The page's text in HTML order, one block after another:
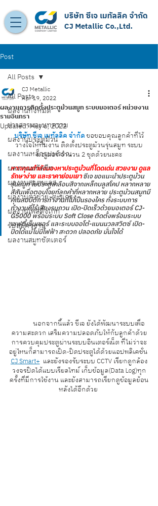
CJ Metallic Co.,Ltd.
บริษัท ซีเจ เมทัลลิค จำกัด
Post
All Posts
ผลงานทั้งหมด
ข่าวสารและบทความ
ผลงานประตูม้วน
ผลงานเหล็กรูปพรรณ
ผลงานเมทัลชีท
ผลงานสแตนเลส
ผลงานตาข่าย-ตะแกรง
ผลงานโฟลดิ้งเกท
รับสมัครงาน
ผลงานสมูทชัตเตอร์
All Posts
ผลงานการติดตั้งประตูม้วนสมูท ระบบมอเตอร์ หน่วยงาน
รามอินทรา
CJ Metallic
Apr 19, 2022
Updated:May 6, 2022
บริษัท ซีเจ เมทัลลิค จำกัด ขอขอบคุณลูกค้าที่ไว้
วางใจให้ทีมงาน ติดตั้งประตูม้วนรุ่นสมูท ระบบ
มอเตอร์ จำนวน 2 ชุดด้วยนะคะ
หากคุณกำลังมองหาประตูม้วนที่โดดเด่น สวยงาม ดูแล
รักษาง่าย และราคาย่อมเยาซีเจ ขอแนะนำประตูม้วน
รุ่นสมูท ใบประตูเคลือบสีจากเหล็กบลูสโคป หลากหลาย
สีสันเพื่อตอบโจยท์ลูกค้าที่หลากหลาย ประตูม้วนสมูทมี
คุณสมบัติการทำงานที่ไม่เป็นรองใคร ทั้งระบบการ
ทำงานที่ไร้เสียงรบกวน เปิด-ปิดเร็วด้วยมอเตอร์ CJ-
G5000 พร้อมระบบ Soft Close ติดตั้งพร้อมระบบ
เซฟตี้เซ็นเซอร์ และระบบออโต้-แมนนวลสวิตซ์ เปิด-
ปิดได้แม้ไม่มีไฟฟ้า สะดวก ปลอดภัย มั่นใจได้
ความสะดวก เสริมความปลอดภับให้กับลูกค้าด้วย
การควบคุมประตูผ่านระบบอินเตอร์เน็ต ที่ไม่ว่าจะ
อยู่ไหนก็สามารถเปิด-ปิดประตูได้ด้วยแอปพลิเคชั่น
CJ Smart+
  และยังรองรับระบบ CCTV เรียกดูกล้อง
วงจรปิดได้แบบเรียลไทม์ เก็บข้อมูล(Data Log)ทุก
ครั้งที่มีการใช้งาน และยังสามารถเรียกดูข้อมูลย้อน
หลังได้อีกด้วย